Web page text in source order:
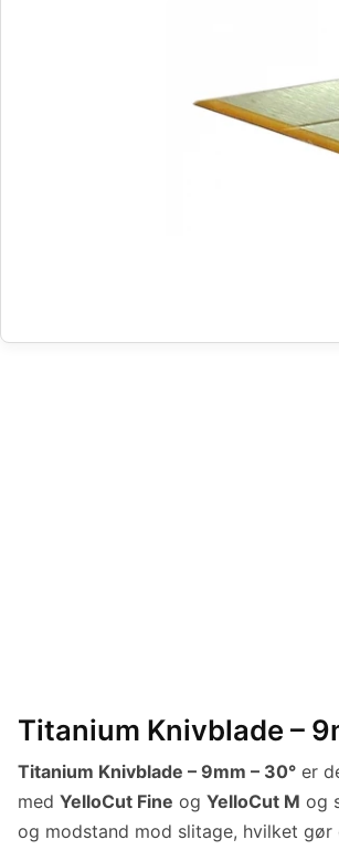
Titanium Knivblade –
Titanium Knivblade – 9mm – 30° er
med YelloCut Fine og YelloCut M og
og modstand mod slitage, hvilket